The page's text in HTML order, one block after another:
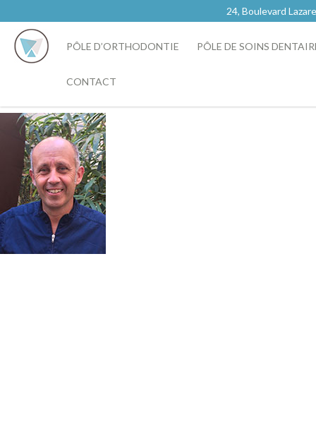
24, Boulevard
PÔLE D’ORTHODONTIE PÔLE DE SOINS
CONTACT